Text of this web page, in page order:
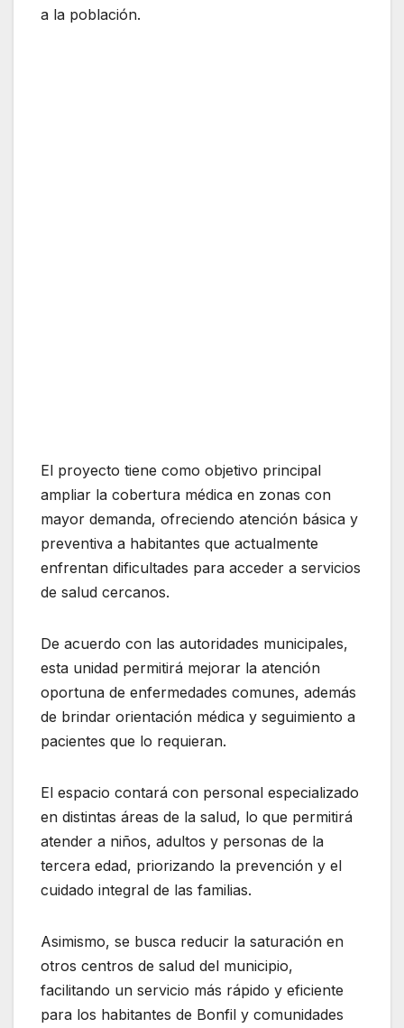
a la población.
El proyecto tiene como objetivo principal
ampliar la cobertura médica en zonas con
mayor demanda, ofreciendo atención básica y
preventiva a habitantes que actualmente
enfrentan dificultades para acceder a servicios
de salud cercanos.
De acuerdo con las autoridades municipales,
esta unidad permitirá mejorar la atención
oportuna de enfermedades comunes, además
de brindar orientación médica y seguimiento a
pacientes que lo requieran.
El espacio contará con personal especializado
en distintas áreas de la salud, lo que permitirá
atender a niños, adultos y personas de la
tercera edad, priorizando la prevención y el
cuidado integral de las familias.
Asimismo, se busca reducir la saturación en
otros centros de salud del municipio,
facilitando un servicio más rápido y eficiente
para los habitantes de Bonfil y comunidades